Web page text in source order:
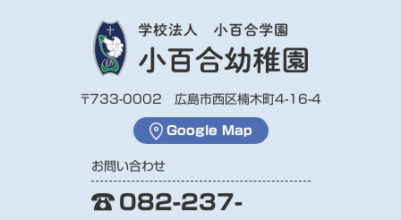
〒733-0002 広島市西区楠木町4-16-4
Google Map
お問い合わせ
082-237-